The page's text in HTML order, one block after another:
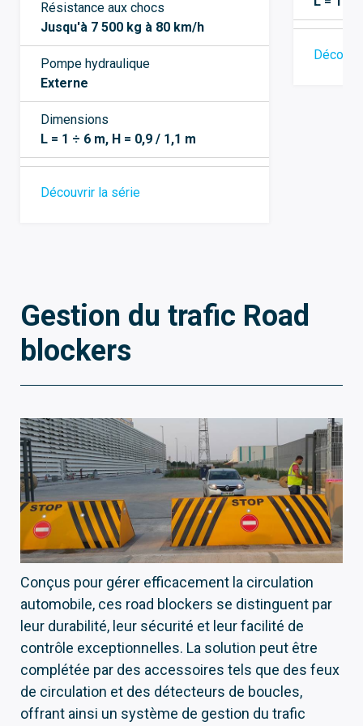
Résistance aux chocs
Jusqu'à 7 500 kg à 80 km/h
Pompe hydraulique
Externe
Dimensions
L = 1 ÷ 6 m, H = 0,9 / 1,1 m
Découvrir la série
Gestion du trafic Road
blockers
Conçus pour gérer efficacement la circulation
automobile, ces road blockers se distinguent par
leur durabilité, leur sécurité et leur facilité de
contrôle exceptionnelles. La solution peut être
complétée par des accessoires tels que des feux
de circulation et des détecteurs de boucles,
offrant ainsi un système de gestion du trafic